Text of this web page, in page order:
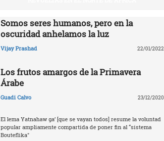
Somos seres humanos, pero en la
oscuridad anhelamos la luz
Vijay Prashad 22/01/2022
Los frutos amargos de la Primavera
Árabe
Guadi Calvo 23/12/2020
El lema Yatnahaw ga’ [que se vayan todos] resume la voluntad
popular ampliamente compartida de poner fin al “sistema
Bouteflika"